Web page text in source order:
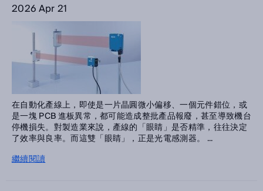
2026 Apr 21
在自動化產線上，即使是一片晶圓微小偏移、一個元件錯位，或
是一塊 PCB 進板異常，都可能造成整批產品報廢，甚至導致機台
停機損失。對製造業來說，產線的「眼睛」是否精準，往往決定
了效率與良率。而這雙「眼睛」，正是光電感測器。 ...
繼續閱讀